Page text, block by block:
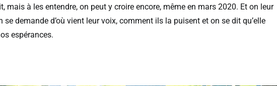
mais à les entendre, on peut y croire encore, même en mars 2020. Et on leur
se demande d’où vient leur voix, comment ils la puisent et on se dit qu’elle
espérances.